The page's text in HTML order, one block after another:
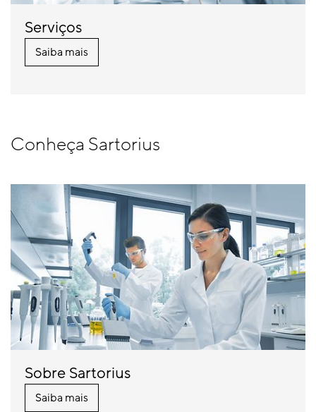
Serviços
Saiba mais
Conheça Sartorius
Sobre Sartorius
Saiba mais